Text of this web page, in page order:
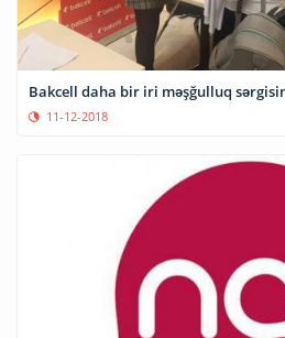
Bakcell daha bir iri məşğulluq
11-12-2018